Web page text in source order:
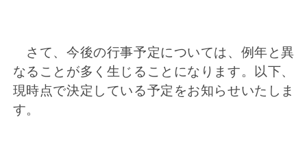
さて、今後の行事予定については、例年と異
なることが多く生じることになります。以下、
現時点で決定している予定をお知らせいたしま
す。